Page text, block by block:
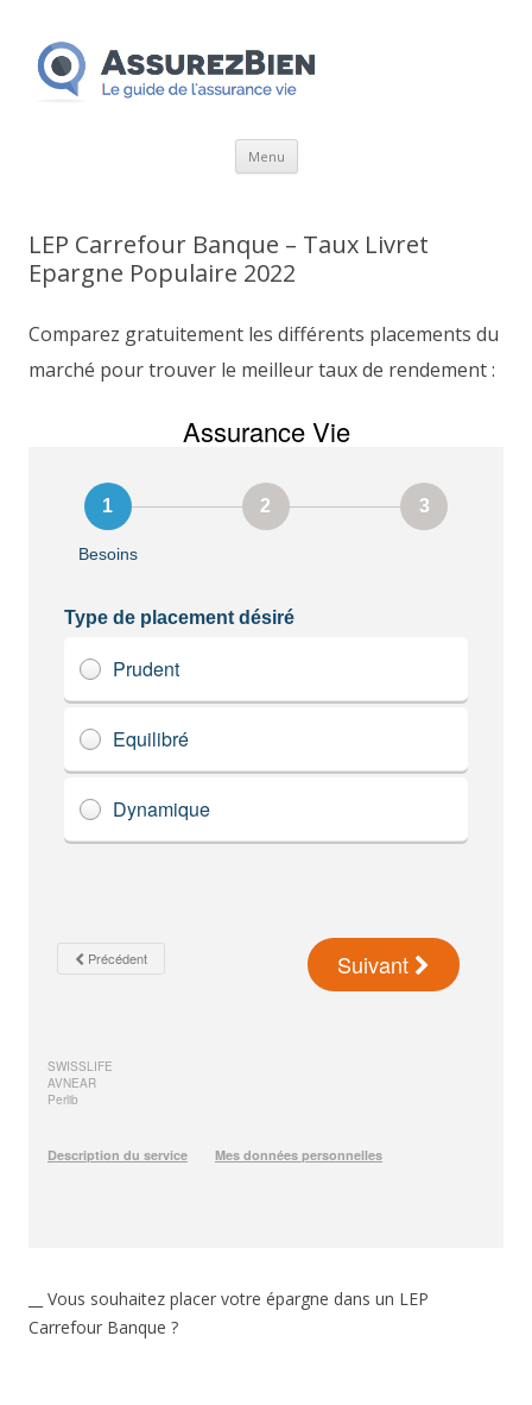
Menu Aller
LEP Carrefour Banque – Taux Livret
Epargne Populaire 2022
Comparez gratuitement les différents placements du
marché pour trouver le meilleur taux de rendement :
__ Vous souhaitez placer votre épargne dans un LEP
Carrefour Banque ?